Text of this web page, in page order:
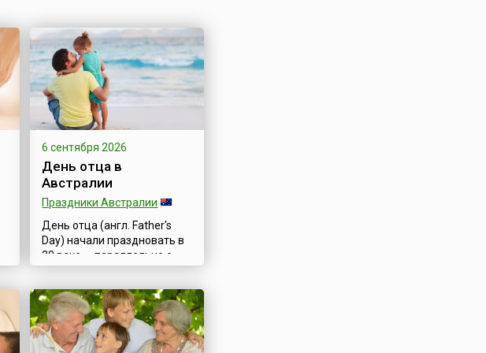
долгого ...
6 сентября 2026
День отца в
Австралии
Праздники Австралии
День отца (англ. Father's
Day) начали праздновать в
20 веке — параллельно с
подчеркнуть роль отца в
воспитании ребенка и в
становлении новой
личности. Существует